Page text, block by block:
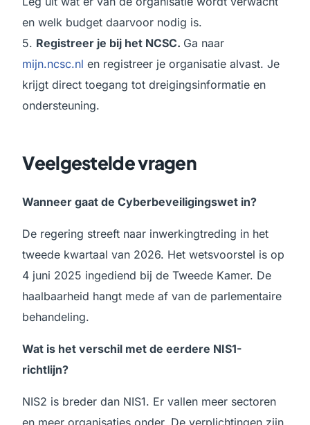
en welk budget daarvoor nodig is.
5. Registreer je bij het NCSC. Ga naar
mijn.ncsc.nl en registreer je organisatie alvast. Je
krijgt direct toegang tot dreigingsinformatie en
ondersteuning.
Veelgestelde vragen
Wanneer gaat de Cyberbeveiligingswet in?
De regering streeft naar inwerkingtreding in het
tweede kwartaal van 2026. Het wetsvoorstel is op
4 juni 2025 ingediend bij de Tweede Kamer. De
haalbaarheid hangt mede af van de parlementaire
behandeling.
Wat is het verschil met de eerdere NIS1-
richtlijn?
NIS2 is breder dan NIS1. Er vallen meer sectoren
en meer organisaties onder. De verplichtingen zijn